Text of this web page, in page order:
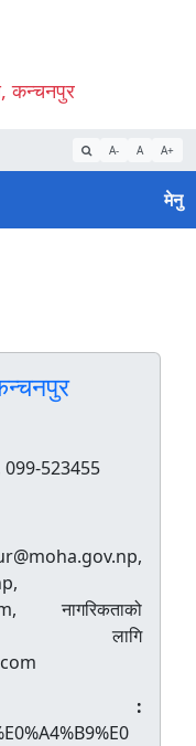
कन्चनपुर
A- A A+
मेनु
099-523455
नागरिकताको
लागि
: